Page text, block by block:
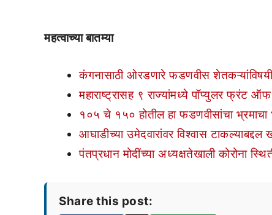
महत्वाच्या बातम्या
कंगनासाठी ओरडणारे फडणवीस
महाराष्ट्रासह ९ राज्यांमध्ये पॉप्युलर फ्रंट ऑफ
१०५ चे १५० होतील हा फडणवीसांचा
आघाडीच्या उमेदवारांवर विश्वास
पंतप्रधान मोदींच्या अध्यक्षतेखाली कोरोना
Share this post: